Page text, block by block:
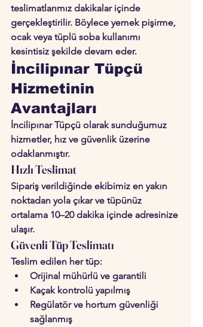
teslimatlarımız dakikalar içinde
gerçekleştirilir. Böylece yemek pişirme,
ocak veya tüplü soba kullanımı
kesintisiz şekilde devam eder.
İncilipınar Tüpçü
Hizmetinin
Avantajları
İncilipınar Tüpçü olarak sunduğumuz
hizmetler, hız ve güvenlik üzerine
odaklanmıştır.
Hızlı Teslimat
Sipariş verildiğinde ekibimiz en yakın
noktadan yola çıkar ve tüpünüz
ortalama 10–20 dakika içinde adresinize
ulaşır.
Güvenli Tüp Teslimatı
Teslim edilen her tüp:
Orijinal mühürlü ve garantili
Kaçak kontrolü yapılmış
Regülatör ve hortum güvenliği
sağlanmış